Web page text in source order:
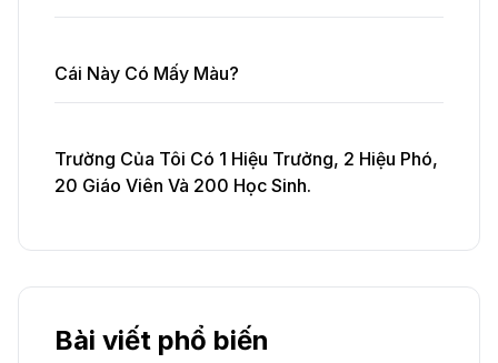
Cái Này Có Mấy Màu?
Trường Của Tôi Có 1 Hiệu Trưởng, 2 Hiệu Phó,
20 Giáo Viên Và 200 Học Sinh.
Bài viết phổ biến